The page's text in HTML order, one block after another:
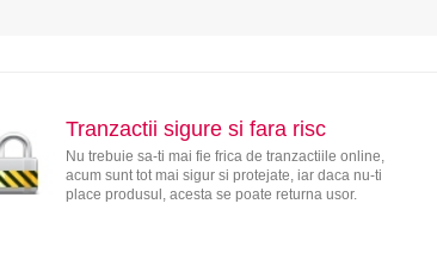
Tranzactii sigure si fara risc
Nu trebuie sa-ti mai fie frica de tranzactiile online,
acum sunt tot mai sigur si protejate, iar daca nu-ti
place produsul, acesta se poate returna usor.